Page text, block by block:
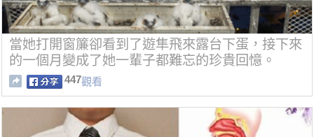
當她打開窗簾卻看到了遊隼飛來露台下蛋，接下來
的一個月變成了她一輩子都難忘的珍貴回憶。
447觀看